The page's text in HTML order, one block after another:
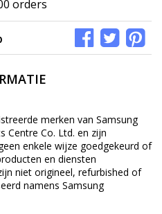
orders
merken van Samsung
Centre Co. Ltd. en zijn
enkele wijze goedgekeurd of
en diensten
niet origineel, refurbished of
namens Samsung